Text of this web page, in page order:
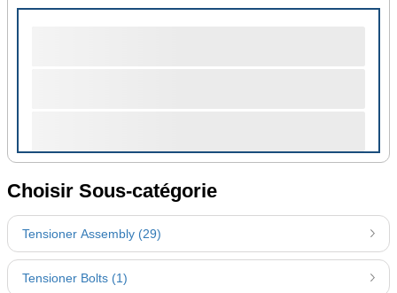
Choisir Sous-catégorie
Tensioner Assembly (29)
Tensioner Bolts (1)